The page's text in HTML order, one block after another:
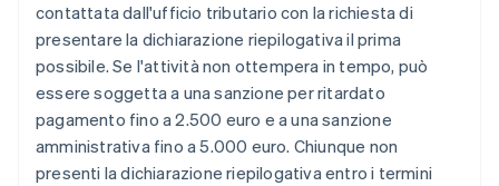
contattata dall'ufficio tributario con la richiesta di
presentare la dichiarazione riepilogativa il prima
possibile. Se l'attività non ottempera in tempo, può
essere soggetta a una sanzione per ritardato
pagamento fino a 2.500 euro e a una sanzione
amministrativa fino a 5.000 euro. Chiunque non
presenti la dichiarazione riepilogativa entro i termini